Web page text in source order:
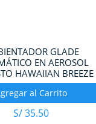
GLADE
EN AEROSOL
HAWAIIAN BREEZE
al Carrito
S/35.50